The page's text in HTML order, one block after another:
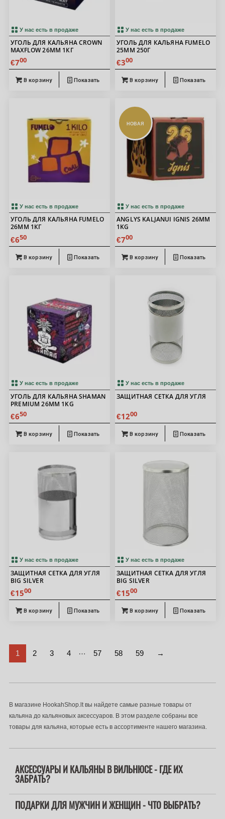
У нас есть в продаже
УГОЛЬ ДЛЯ КАЛЬЯНА CROWN
MAXFLOW 26ММ 1КГ
€700
В корзину Показать
5.00
У нас есть в продаже
УГОЛЬ ДЛЯ КАЛЬЯНА FUMELO
25ММ 250Г
€300
В корзину Показать
У нас есть в продаже
УГОЛЬ ДЛЯ КАЛЬЯНА FUMELO
26ММ 1КГ
€650
В корзину Показать
У нас есть в продаже
НОВАЯ
ANGLYS KALJANUI IGNIS 26MM
1KG
€700
В корзину Показать
У нас есть в продаже
УГОЛЬ ДЛЯ КАЛЬЯНА SHAMAN
PREMIUM 26MM 1KG
€650
В корзину Показать
У нас есть в продаже
ЗАЩИТНАЯ СЕТКА ДЛЯ УГЛЯ
€1200
В корзину Показать
У нас есть в продаже
ЗАЩИТНАЯ СЕТКА ДЛЯ УГЛЯ
BIG SILVER
€1500
В корзину Показать
У нас есть в продаже
ЗАЩИТНАЯ СЕТКА ДЛЯ УГЛЯ
BIG SILVER
€1500
В корзину Показать
1 2 3 4 … 57 58 59 →
В магазине HookahShop.lt вы найдете самые разные товары от
кальяна до кальяновых аксессуаров. В этом разделе собраны все
товары для кальяна, которые есть в ассортименте нашего магазина.
АКСЕССУАРЫ И КАЛЬЯНЫ В ВИЛЬНЮСЕ - ГДЕ ИХ
ЗАБРАТЬ?
ПОДАРКИ ДЛЯ МУЖЧИН И ЖЕНЩИН - ЧТО ВЫБРАТЬ?